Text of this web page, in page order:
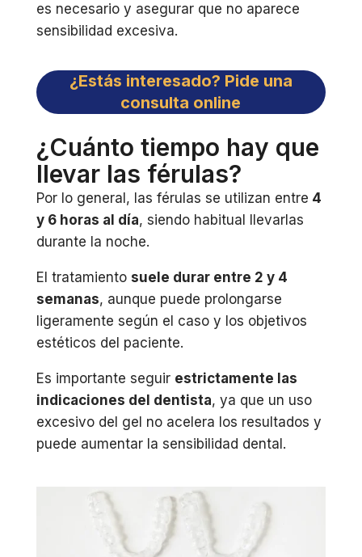
es necesario y asegurar que no aparece
sensibilidad excesiva.
¿Estás interesado? Pide una
consulta online
¿Cuánto tiempo hay que
llevar las férulas?
Por lo general, las férulas se utilizan entre 4
y 6 horas al día, siendo habitual llevarlas
durante la noche.
El tratamiento suele durar entre 2 y 4
semanas, aunque puede prolongarse
ligeramente según el caso y los objetivos
estéticos del paciente.
Es importante seguir estrictamente las
indicaciones del dentista, ya que un uso
excesivo del gel no acelera los resultados y
puede aumentar la sensibilidad dental.